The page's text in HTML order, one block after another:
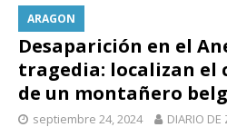
ARAGON
Desaparición en el
tragedia: localizan el
de un montañero
septiembre 24, 2024 DIARIO